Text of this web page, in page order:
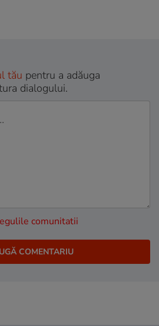
tău pentru a adăuga
dialogului.
comunitatii